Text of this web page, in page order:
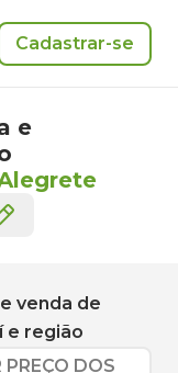
Cadastrar-se
e
venda de
e região
PREÇO DOS